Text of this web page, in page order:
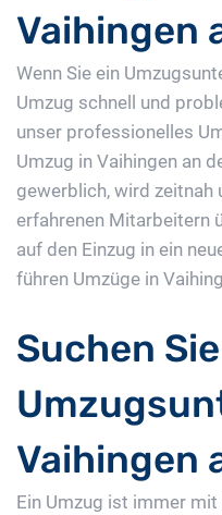
Vaihingen
Wenn Sie ein
Umzug schnell und
unser professionelles
Umzug in Vaihingen an
gewerblich, wird zeitnah
erfahrenen Mitarbeitern
auf den Einzug in ein
führen Umzüge in
Suchen Sie
Vaihingen
Ein Umzug ist immer